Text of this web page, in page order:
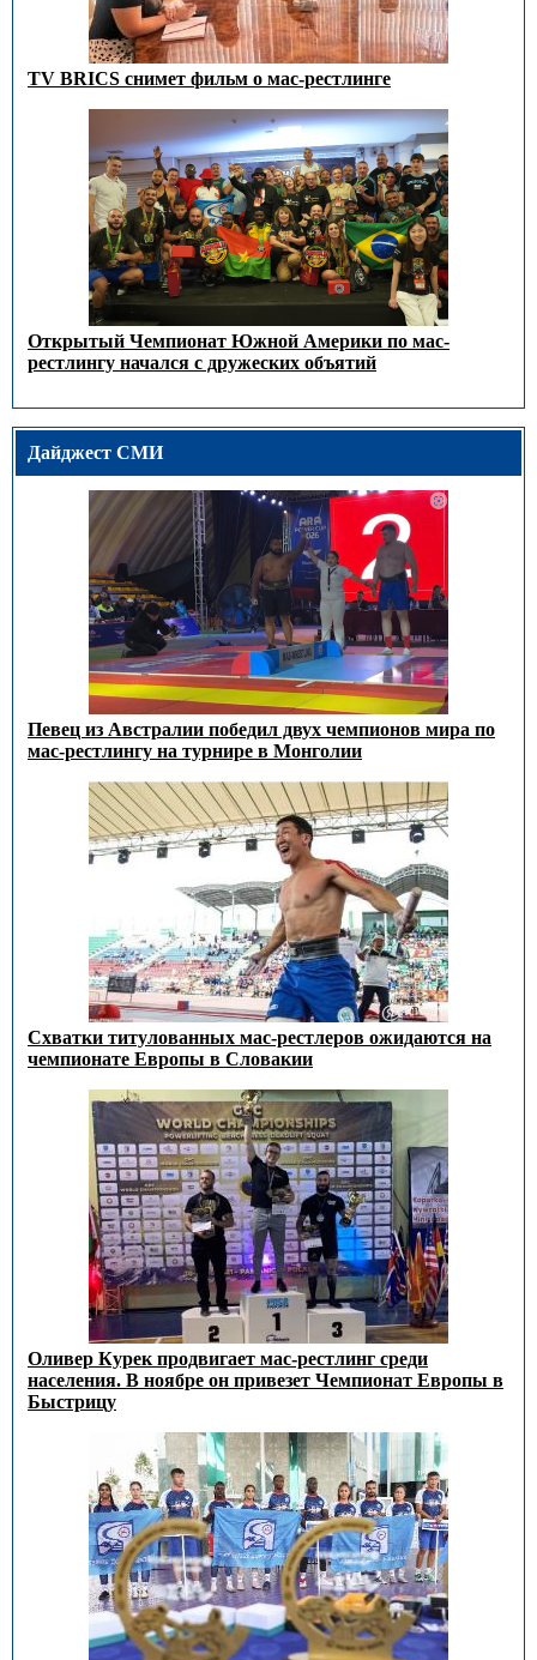
TV BRICS снимет фильм о мас-рестлинге
Открытый Чемпионат Южной Америки по мас-
рестлингу начался с дружеских объятий
Дайджест СМИ
Певец из Австралии победил двух чемпионов мира по
мас-рестлингу на турнире в Монголии
Схватки титулованных мас-рестлеров ожидаются на
чемпионате Европы в Словакии
Оливер Курек продвигает мас-рестлинг среди
населения. В ноябре он привезет Чемпионат Европы в
Быстрицу